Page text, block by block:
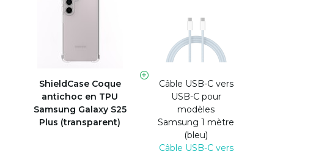
ShieldCase Coque
antichoc en TPU
Samsung Galaxy S25
Plus (transparent)
Câble USB-C vers
USB-C pour
modèles
Samsung 1 mètre
(bleu)
Câble USB-C vers